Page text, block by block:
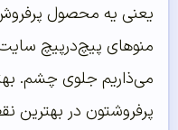
یعنی یه محصول پرفروش
منو‌های پیچ‌درپیچ
می‌ذاریم جلوی چشم.
پرفروشتون در بهترین